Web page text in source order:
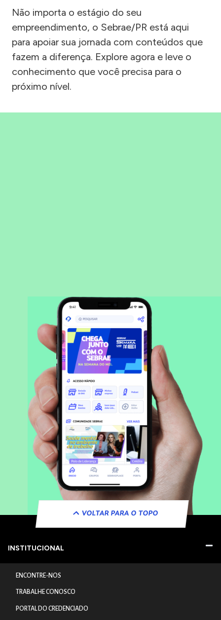
Não importa o estágio do seu
empreendimento, o Sebrae/PR está aqui
para apoiar sua jornada com conteúdos que
fazem a diferença. Explore agora e leve o
conhecimento que você precisa para o
próximo nível.
VOLTAR PARA O TOPO
INSTITUCIONAL
ENCONTRE-NOS
TRABALHE CONOSCO
PORTAL DO CREDENCIADO